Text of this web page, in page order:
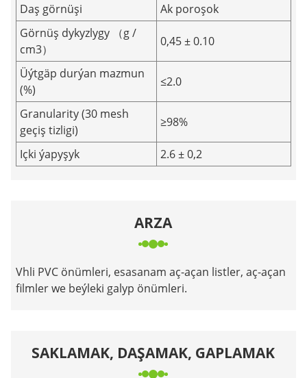
Daş görnüşi
Ak poroşok
Görnüş dykyzlygy （g /
cm3）
0,45 ± 0.10
Üýtgäp durýan mazmun
(%)
≤2.0
Granularity (30 mesh
geçiş tizligi)
≥98%
Içki ýapyşyk 2.6 ± 0,2
ARZA
Vhli PVC önümleri, esasanam aç-açan listler, aç-açan
filmler we beýleki galyp önümleri.
SAKLAMAK, DAŞAMAK, GAPLAMAK